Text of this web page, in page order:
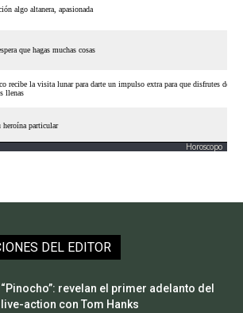
Horoscopo
DEL EDITOR
“Pinocho”: revelan el primer adelanto del
live-action con Tom Hanks